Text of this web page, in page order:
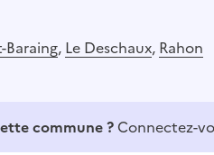
Baraing, Le Deschaux, Rahon
commune ? Connectez-